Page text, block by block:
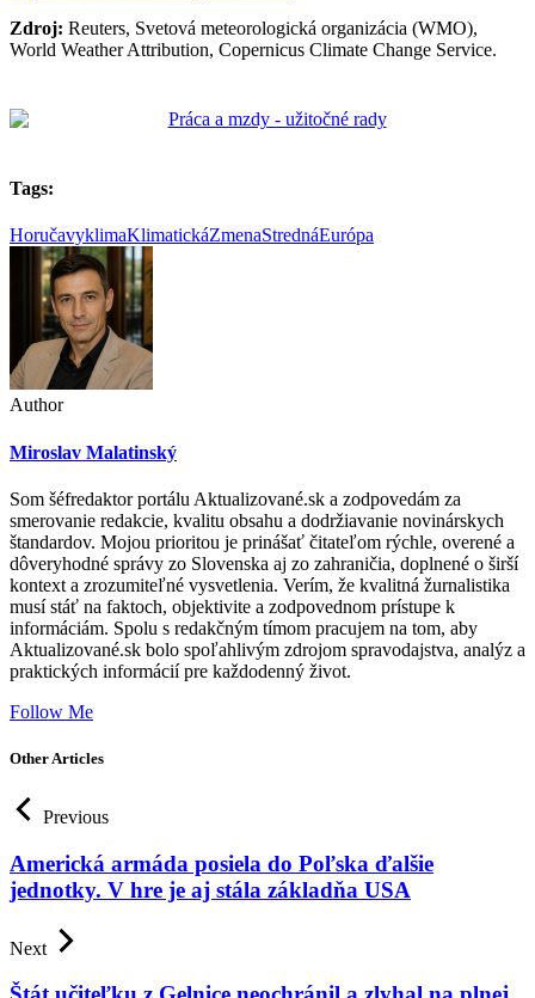
Zdroj: Reuters, Svetová meteorologická organizácia (WMO),
World Weather Attribution, Copernicus Climate Change Service.
Tags:
HoručavyklimaKlimatickáZmenaStrednáEurópa
Author
Miroslav Malatinský
Som šéfredaktor portálu Aktualizované.sk a zodpovedám za
smerovanie redakcie, kvalitu obsahu a dodržiavanie novinárskych
štandardov. Mojou prioritou je prinášať čitateľom rýchle, overené a
dôveryhodné správy zo Slovenska aj zo zahraničia, doplnené o širší
kontext a zrozumiteľné vysvetlenia. Verím, že kvalitná žurnalistika
musí stáť na faktoch, objektivite a zodpovednom prístupe k
informáciám. Spolu s redakčným tímom pracujem na tom, aby
Aktualizované.sk bolo spoľahlivým zdrojom spravodajstva, analýz a
praktických informácií pre každodenný život.
Follow Me
Other Articles
Previous
Americká armáda posiela do Poľska ďalšie
jednotky. V hre je aj stála základňa USA
Next